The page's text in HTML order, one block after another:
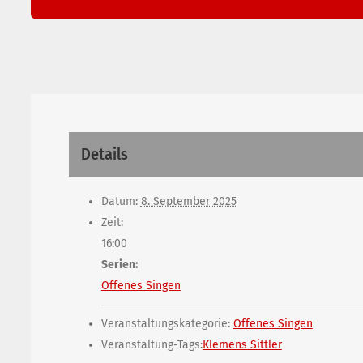
Details
Datum: 8. September 2025
Zeit:
16:00
Serien:
Offenes Singen
Veranstaltungskategorie: Offenes Singen
Veranstaltung-Tags:Klemens Sittler